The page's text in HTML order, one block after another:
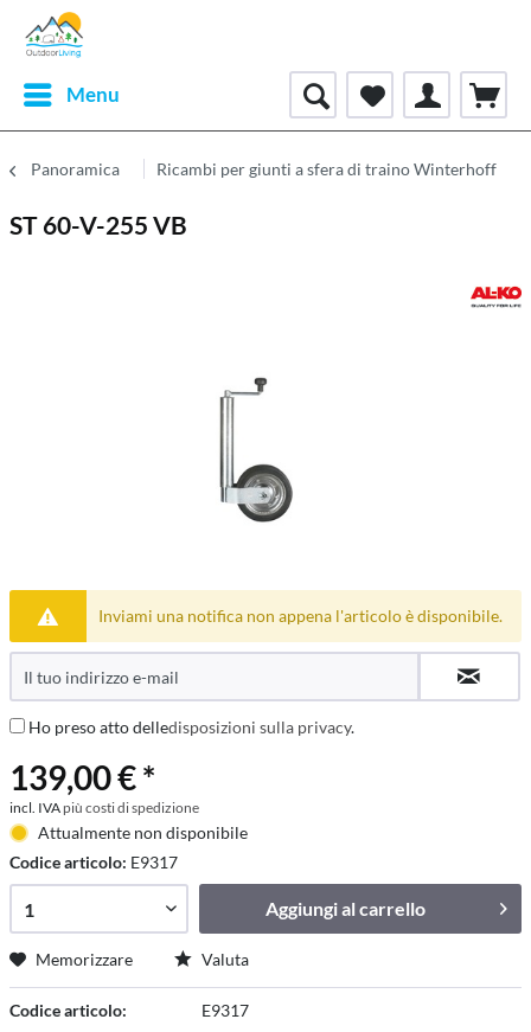
Menu
Panoramica Ricambi per giunti a sfera di traino Winterhoff
ST 60-V-255 VB
Inviami una notifica non appena l'articolo è disponibile.
Ho preso atto delledisposizioni sulla privacy.
139,00 € *
incl. IVA più costi di spedizione
Attualmente non disponibile
Codice articolo: E9317
Aggiungi alcarrello
Memorizzare Valuta
Codice articolo: E9317